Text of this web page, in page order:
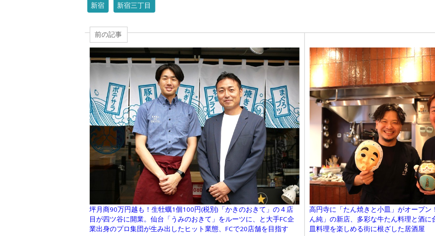
新宿 新宿三丁目
前の記事
坪月商90万円越も！生牡蠣1個100円(税別)「かきのおきて」の４店
目が四ツ谷に開業。仙台「うみのおきて」をルーツに、と大手FC企
業出身のプロ集団が生み出したヒット業態、FCで20店舗を目指す
高円寺に「たん焼きと小皿」がオープ
ん純」の新店、多彩な牛たん料理と酒
皿料理を楽しめる街に根ざした居酒屋